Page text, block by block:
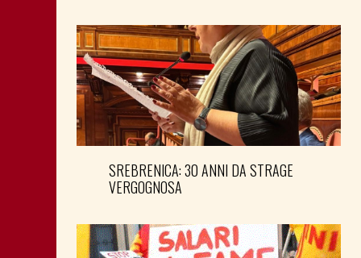
SREBRENICA: 30 ANNI DA STRAGE
VERGOGNOSA